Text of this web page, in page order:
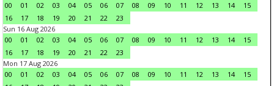
00
01 02 03 04 05 06 07 08 09 10 11 12 13 14
15
16
17 18 19 20 21 22
23
Sun 16 Aug 2026
00
01 02 03 04 05 06 07 08 09 10 11 12 13 14
15
16
17 18 19 20 21 22
23
Mon 17 Aug 2026
00
01 02 03 04 05 06 07 08 09 10 11 12 13 14
15